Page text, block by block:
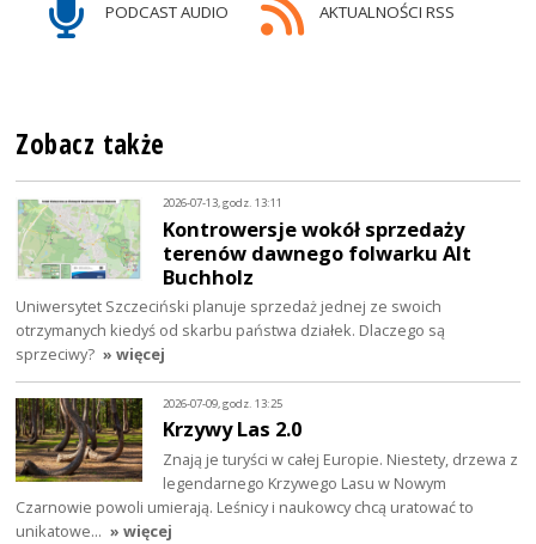
PODCAST AUDIO AKTUALNOŚCI RSS
Zobacz także
2026-07-13, godz. 13:11
Kontrowersje wokół sprzedaży
terenów dawnego folwarku Alt
Buchholz
Uniwersytet Szczeciński planuje sprzedaż jednej ze swoich
otrzymanych kiedyś od skarbu państwa działek. Dlaczego są
sprzeciwy? » więcej
2026-07-09, godz. 13:25
Krzywy Las 2.0
Znają je turyści w całej Europie. Niestety, drzewa z
legendarnego Krzywego Lasu w Nowym
Czarnowie powoli umierają. Leśnicy i naukowcy chcą uratować to
unikatowe… » więcej